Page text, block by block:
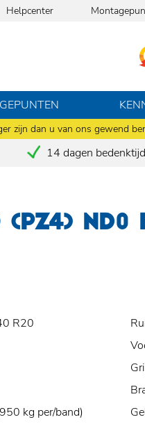
zijn dan u van ons gewend
Helpcenter
14 dagen bedenktijd
(PZ4)
R20
kg per/band)